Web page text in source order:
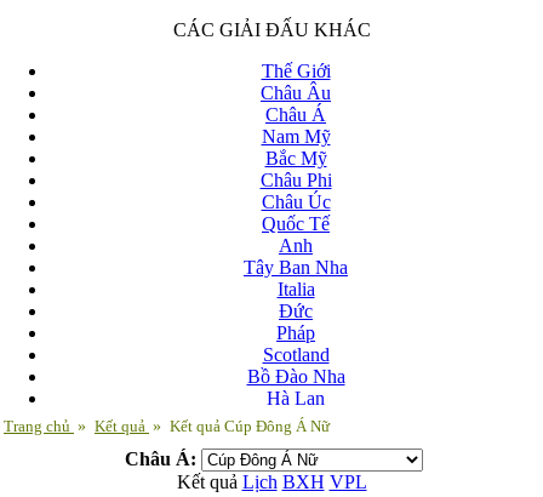
CÁC GIẢI ĐẤU KHÁC
Thế Giới
Châu Âu
Châu Á
Nam Mỹ
Bắc Mỹ
Châu Phi
Châu Úc
Quốc Tế
Anh
Tây Ban Nha
Italia
Đức
Pháp
Scotland
Bồ Đào Nha
Hà Lan
Nga
Albania
Andorra
Armenia
Trang chủ » Kết quả » Kết quả Cúp Đông Á Nữ
Châu Á:
Kết quả Lịch BXH VPL